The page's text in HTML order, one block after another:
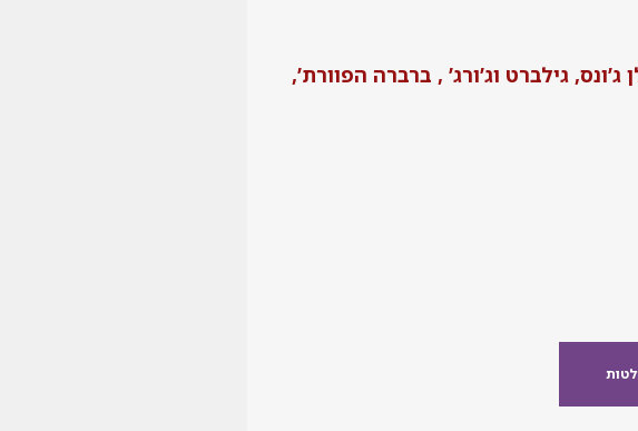
גילברט וג’ורג’ , ברברה הפוורת’,